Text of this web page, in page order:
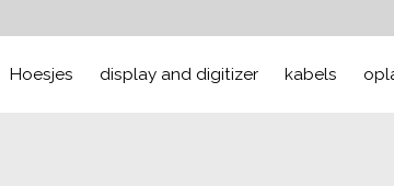
Hoesjes display and digitizer kabels